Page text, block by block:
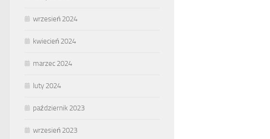
wrzesień 2024
kwiecień 2024
marzec 2024
luty 2024
październik 2023
wrzesień 2023